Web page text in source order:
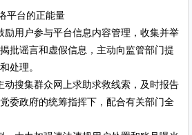
台的正能量
励用户参与平台信息内容管理，收集并举
批谣言和虚假信息，主动向监管部门提
处理。
动搜集群众网上求助求救线索，及时报告
委政府的统筹指挥下，配合有关部门全